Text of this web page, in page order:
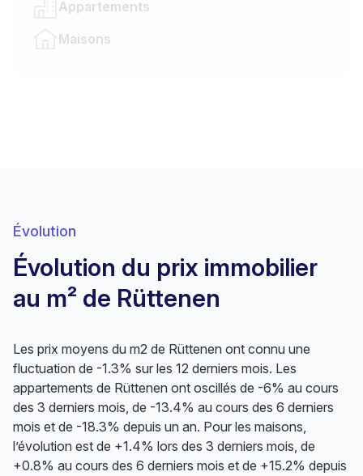
Appartements
Maisons
Évolution
Évolution du prix immobilier
au m² de Rüttenen
Les prix moyens du m2 de Rüttenen ont connu une
fluctuation de -1.3% sur les 12 derniers mois. Les
appartements de Rüttenen ont oscillés de -6% au cours
des 3 derniers mois, de -13.4% au cours des 6 derniers
mois et de -18.3% depuis un an. Pour les maisons,
l’évolution est de +1.4% lors des 3 derniers mois, de
+0.8% au cours des 6 derniers mois et de +15.2% depuis